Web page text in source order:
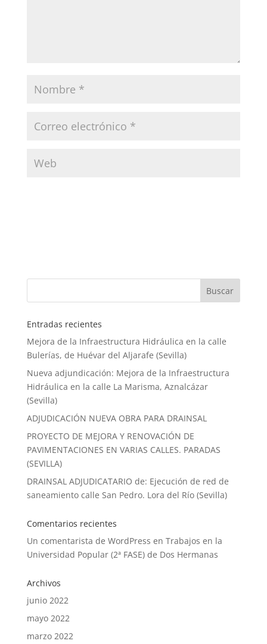
Entradas recientes
Mejora de la Infraestructura Hidráulica en la calle
Bulerías, de Huévar del Aljarafe (Sevilla)
Nueva adjundicación: Mejora de la Infraestructura
Hidráulica en la calle La Marisma, Aznalcázar
(Sevilla)
ADJUDICACIÓN NUEVA OBRA PARA DRAINSAL
PROYECTO DE MEJORA Y RENOVACIÓN DE
PAVIMENTACIONES EN VARIAS CALLES. PARADAS
(SEVILLA)
DRAINSAL ADJUDICATARIO de: Ejecución de red de
saneamiento calle San Pedro. Lora del Río (Sevilla)
Comentarios recientes
Un comentarista de WordPress en Trabajos en la
Universidad Popular (2ª FASE) de Dos Hermanas
Archivos
junio 2022
mayo 2022
marzo 2022